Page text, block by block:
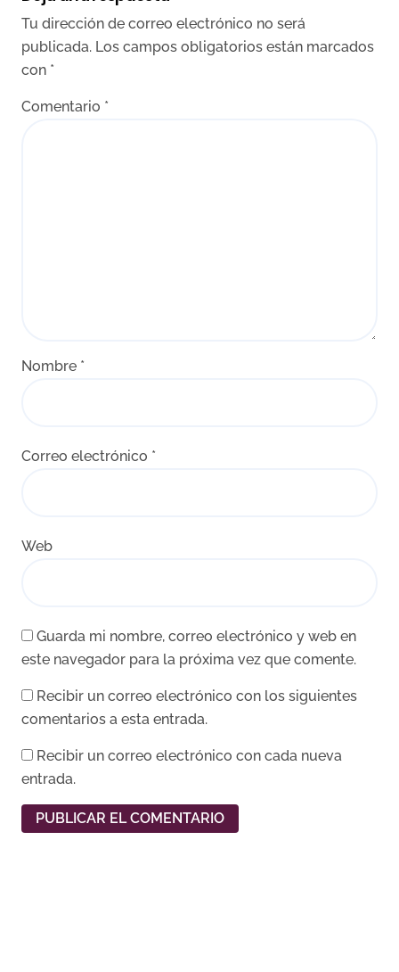
Tu dirección de correo electrónico no será
publicada. Los campos obligatorios están marcados
con *
Comentario *
Nombre *
Correo electrónico *
Web
Guarda mi nombre, correo electrónico y web en
este navegador para la próxima vez que comente.
Recibir un correo electrónico con los siguientes
comentarios a esta entrada.
Recibir un correo electrónico con cada nueva
entrada.